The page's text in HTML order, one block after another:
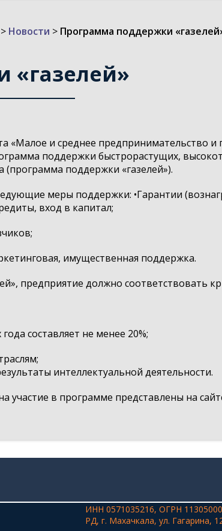
Новости > Программа поддержки
«газелей»
«Малое и среднее предпринимательство
поддержки быстрорастущих,
(программа поддержки «газелей»).
меры поддержки: •Гарантии
вход в капитал;
имущественная поддержка.
предприятие должно соответствовать
составляет не менее 20%;
интеллектуальной деятельности.
участие в программе представлены на
ИНН 0571035216, ОГРН
РД, г. Махачкала, ул. Гагарина,